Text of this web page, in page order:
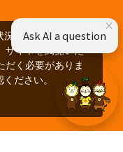
況の解析、広告配
イトを閲覧いた
だく必要がありま
ださい。
×
Ask AI a question